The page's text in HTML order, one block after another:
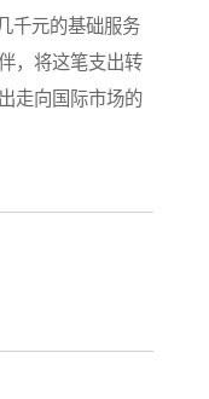
千元的基础服务
，将这笔支出转
走向国际市场的